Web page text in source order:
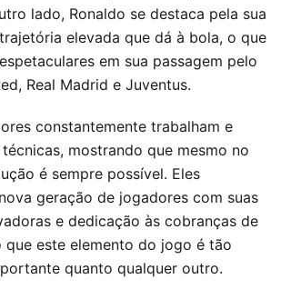
lado, Ronaldo se destaca pela sua
elevada que dá à bola, o que
em sua passagem pelo
Real Madrid e Juventus.
constantemente trabalham e
mostrando que mesmo no
é sempre possível. Eles
geração de jogadores com suas
e dedicação às cobranças de
este elemento do jogo é tão
quanto qualquer outro.